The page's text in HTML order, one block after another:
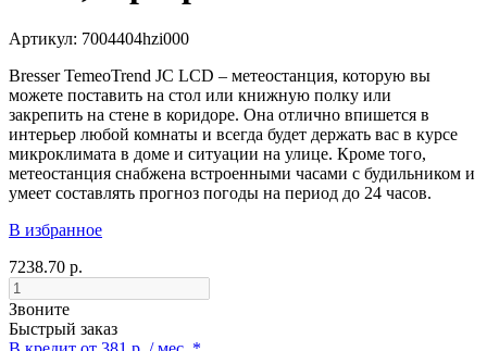
Артикул: 7004404hzi000
Bresser TemeoTrend JC LCD – метеостанция, которую вы
можете поставить на стол или книжную полку или
закрепить на стене в коридоре. Она отлично впишется в
интерьер любой комнаты и всегда будет держать вас в курсе
микроклимата в доме и ситуации на улице. Кроме того,
метеостанция снабжена встроенными часами с будильником и
умеет составлять прогноз погоды на период до 24 часов.
В избранное
7238.70 р.
Звоните
Быстрый заказ